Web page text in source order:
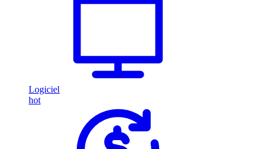
Logiciel
hot